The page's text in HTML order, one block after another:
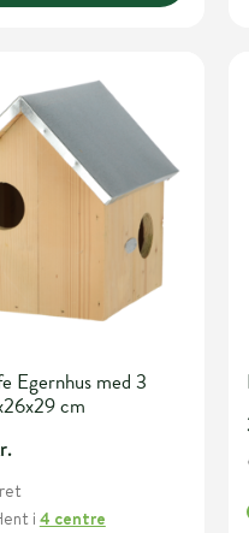
Egernhus med 3
cm
i 4 centre